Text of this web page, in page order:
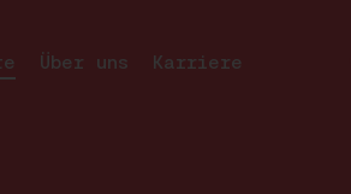
Über uns Karriere